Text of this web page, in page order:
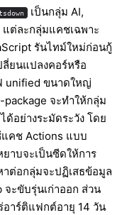
เป็นกลุ่ม AI,
ต่ละกลุ่มแคชเฉพาะ
รันไทม์ใหม่ก่อนกู้
ลี่ยนแปลงคอร์หรือ
unified ขนาดใหญ่
จะทำให้กลุ่ม
อย่างระมัดระวัง โดย
แคช Actions แบบ
าบจะเป็นซีดให้การ
าต่อกลุ่มจะปฏิเสธข้อมูล
ะขับรุ่นเก่าออก ส่วน
อาร์ติแฟกต์อายุ 14 วัน